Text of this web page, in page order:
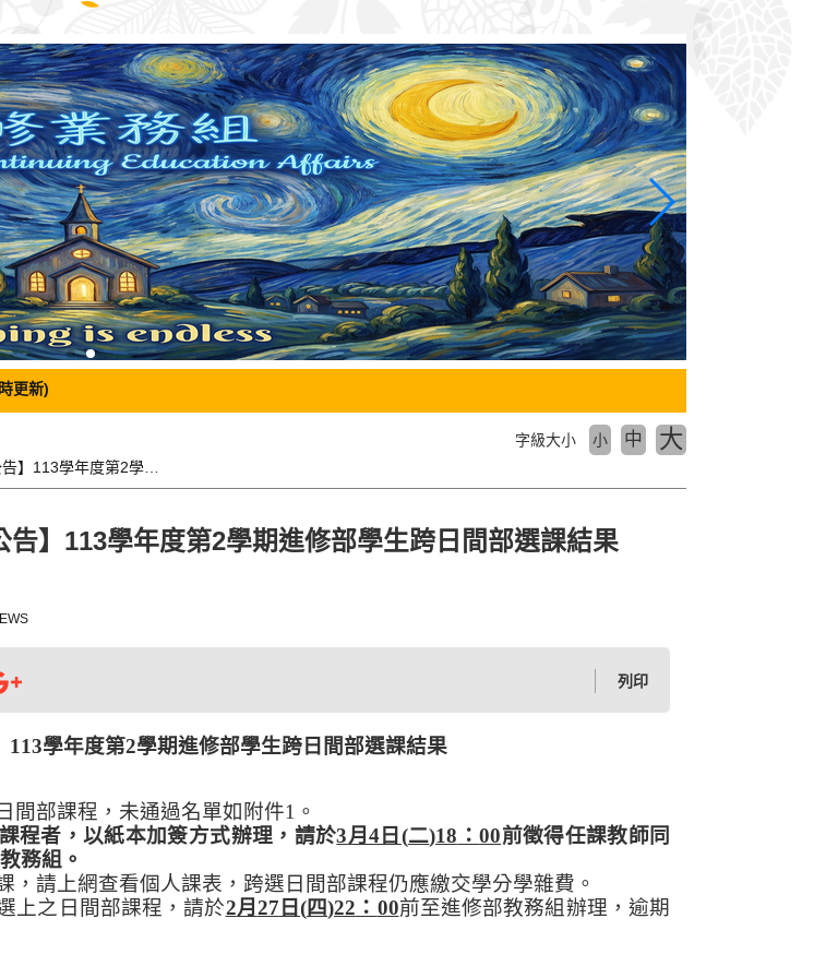
更新)
字級大小 小 中 大
告】113學年度第2學期進修部學生跨日間部選課結果
列印
113學年度第2學期進修部學生跨日間部選課結果
間部課程，未通過名單如附件1 。
程者，以紙本加簽方式辦理，請於3月4 日 (二)18 ：00前徵得任課教師同
務組。
，請上網查看個人課表，跨選日間部課程仍應繳交學分學雜費。
上之日間部課程，請於2月 27 日(四)22 ： 00前至進修部教務組辦理，逾期